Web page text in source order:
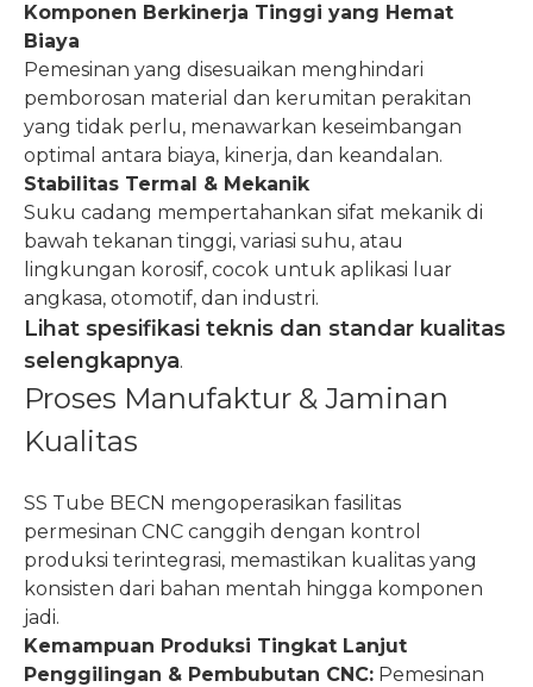
Komponen Berkinerja Tinggi yang Hemat
Biaya
Pemesinan yang disesuaikan menghindari
pemborosan material dan kerumitan perakitan
yang tidak perlu, menawarkan keseimbangan
optimal antara biaya, kinerja, dan keandalan.
Stabilitas Termal & Mekanik
Suku cadang mempertahankan sifat mekanik di
bawah tekanan tinggi, variasi suhu, atau
lingkungan korosif, cocok untuk aplikasi luar
angkasa, otomotif, dan industri.
Lihat spesifikasi teknis dan standar kualitas
selengkapnya.
Proses Manufaktur & Jaminan
Kualitas
SS Tube BECN mengoperasikan fasilitas
permesinan CNC canggih dengan kontrol
produksi terintegrasi, memastikan kualitas yang
konsisten dari bahan mentah hingga komponen
jadi.
Kemampuan Produksi Tingkat Lanjut
Penggilingan & Pembubutan CNC: Pemesinan